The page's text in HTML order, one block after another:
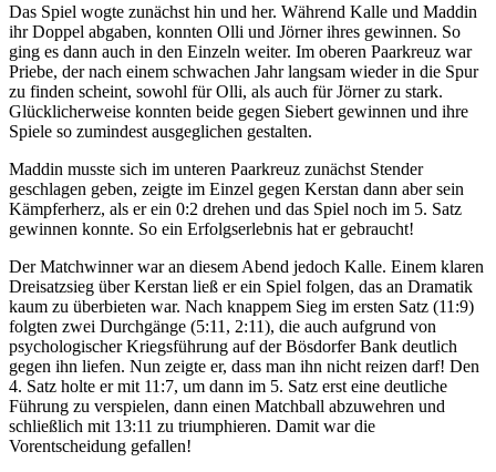
Das Spiel wogte zunächst hin und her. Während Kalle und Maddin
ihr Doppel abgaben, konnten Olli und Jörner ihres gewinnen. So
ging es dann auch in den Einzeln weiter. Im oberen Paarkreuz war
Priebe, der nach einem schwachen Jahr langsam wieder in die Spur
zu finden scheint, sowohl für Olli, als auch für Jörner zu stark.
Glücklicherweise konnten beide gegen Siebert gewinnen und ihre
Spiele so zumindest ausgeglichen gestalten.
Maddin musste sich im unteren Paarkreuz zunächst Stender
geschlagen geben, zeigte im Einzel gegen Kerstan dann aber sein
Kämpferherz, als er ein 0:2 drehen und das Spiel noch im 5. Satz
gewinnen konnte. So ein Erfolgserlebnis hat er gebraucht!
Der Matchwinner war an diesem Abend jedoch Kalle. Einem klaren
Dreisatzsieg über Kerstan ließ er ein Spiel folgen, das an Dramatik
kaum zu überbieten war. Nach knappem Sieg im ersten Satz (11:9)
folgten zwei Durchgänge (5:11, 2:11), die auch aufgrund von
psychologischer Kriegsführung auf der Bösdorfer Bank deutlich
gegen ihn liefen. Nun zeigte er, dass man ihn nicht reizen darf! Den
4. Satz holte er mit 11:7, um dann im 5. Satz erst eine deutliche
Führung zu verspielen, dann einen Matchball abzuwehren und
schließlich mit 13:11 zu triumphieren. Damit war die
Vorentscheidung gefallen!